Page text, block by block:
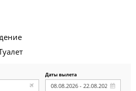
Даты вылета